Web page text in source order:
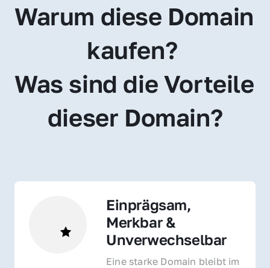
Warum diese Domain
kaufen?
Was sind die Vorteile
dieser Domain?
Einprägsam,
Merkbar &
Unverwechselbar
Eine starke Domain bleibt im